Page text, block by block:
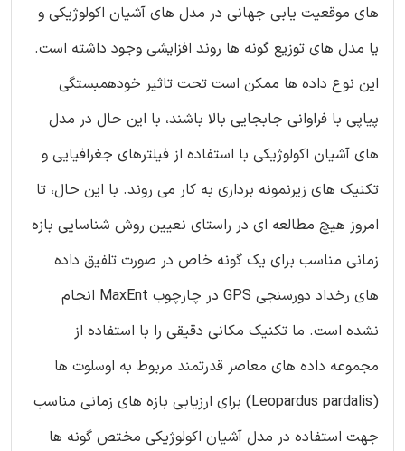
های موقعیت یابی جهانی در مدل های آشیان اکولوژیکی و
یا مدل های توزیع گونه ها روند افزایشی وجود داشته است.
این نوع داده ها ممکن است تحت تاثیر خودهمبستگی
پیاپی با فراوانی جابجایی بالا باشند، با این حال در مدل
های آشیان اکولوژیکی با استفاده از فیلترهای جغرافیایی و
تکنیک های زیرنمونه برداری به کار می روند. با این حال، تا
امروز هیچ مطالعه ای در راستای نعیین روش شناسایی بازه
زمانی مناسب برای یک گونه خاص در صورت تلفیق داده
های رخداد دورسنجی GPS در چارچوب MaxEnt انجام
نشده است. ما تکنیک مکانی دقیقی را با استفاده از
مجموعه داده های معاصر قدرتمند مربوط به اوسلوت ها
(Leopardus pardalis) برای ارزیابی بازه های زمانی مناسب
جهت استفاده در مدل آشیان اکولوژیکی مختص گونه ها